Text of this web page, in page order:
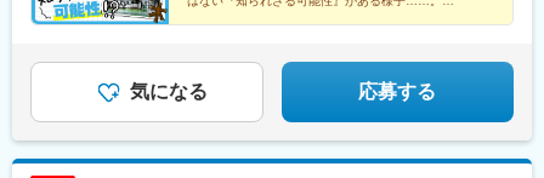
についても、自己啓発や能力開発のための環境が整っています。※
変更の範囲：会社の定める業務
気になる 応募する